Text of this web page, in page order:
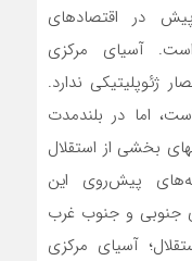
در اقتصادهای
آسیای مرکزی
ژئوپلیتیکی ندارد.
اما در بلندمدت
بخشی از استقلال
پیش‌روی این
جنوبی و جنوب غرب
آسیای مرکزی